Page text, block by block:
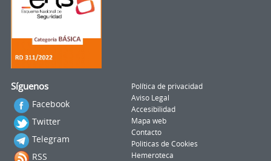
Síguenos
Facebook
Twitter
Telegram
RSS
Política de privacidad
Aviso Legal
Accesibilidad
Mapa web
Contacto
Politicas de Cookies
Hemeroteca